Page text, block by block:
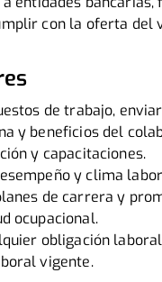
con la oferta del
de trabajo,
y beneficios del
y capacitaciones.
y clima
de carrera y
ocupacional.
obligación
vigente.